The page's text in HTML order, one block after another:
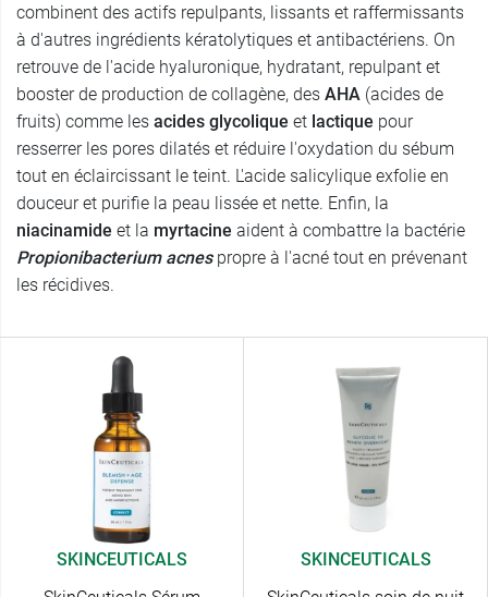
combinent des actifs repulpants, lissants et raffermissants
à d'autres ingrédients kératolytiques et antibactériens. On
retrouve de l'acide hyaluronique, hydratant, repulpant et
booster de production de collagène, des AHA (acides de
fruits) comme les acides glycolique et lactique pour
resserrer les pores dilatés et réduire l'oxydation du sébum
tout en éclaircissant le teint. L'acide salicylique exfolie en
douceur et purifie la peau lissée et nette. Enfin, la
niacinamide et la myrtacine aident à combattre la bactérie
Propionibacterium acnespropre à l'acné tout en prévenant
les récidives.
SKINCEUTICALS
SKINCEUTICALS